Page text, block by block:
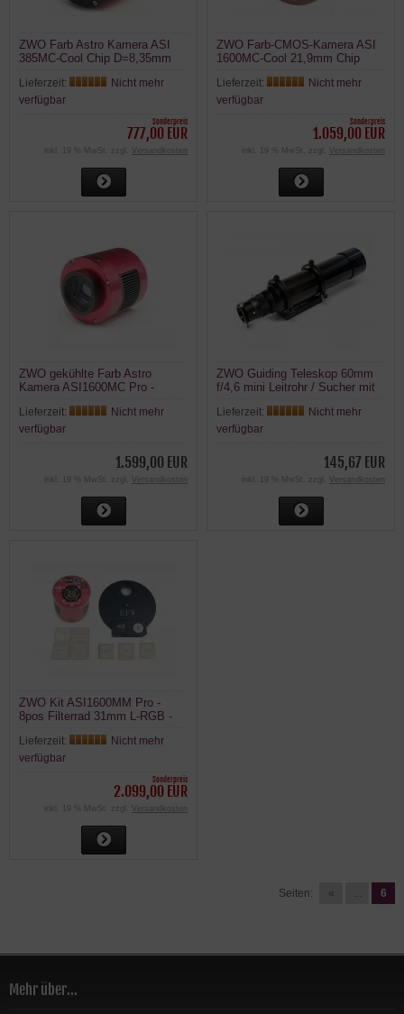
ZWO Farb Astro Kamera ASI
385MC-Cool Chip D=8,35mm
Lieferzeit:
Nicht mehr
verfügbar
Sonderpreis
777,00 EUR
inkl. 19 % MwSt. zzgl. Versandkosten
ZWO Farb-CMOS-Kamera ASI
1600MC-Cool 21,9mm Chip
Lieferzeit:
Nicht mehr
verfügbar
Sonderpreis
1.059,00 EUR
inkl. 19 % MwSt. zzgl. Versandkosten
ZWO gekühlte Farb Astro
Kamera ASI1600MC Pro -
Lieferzeit:
Nicht mehr
verfügbar
1.599,00 EUR
inkl. 19 % MwSt. zzgl. Versandkosten
ZWO Guiding Teleskop 60mm
f/4,6 mini Leitrohr / Sucher mit
Lieferzeit:
Nicht mehr
verfügbar
145,67 EUR
inkl. 19 % MwSt. zzgl. Versandkosten
ZWO Kit ASI1600MM Pro -
8pos Filterrad 31mm L-RGB -
Lieferzeit:
Nicht mehr
verfügbar
Sonderpreis
2.099,00 EUR
inkl. 19 % MwSt. zzgl. Versandkosten
Seiten: « ... 6
Mehr über...